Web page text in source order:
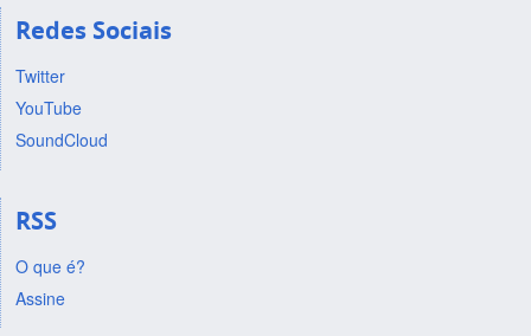
Redes Sociais
Twitter
YouTube
SoundCloud
RSS
O que é?
Assine